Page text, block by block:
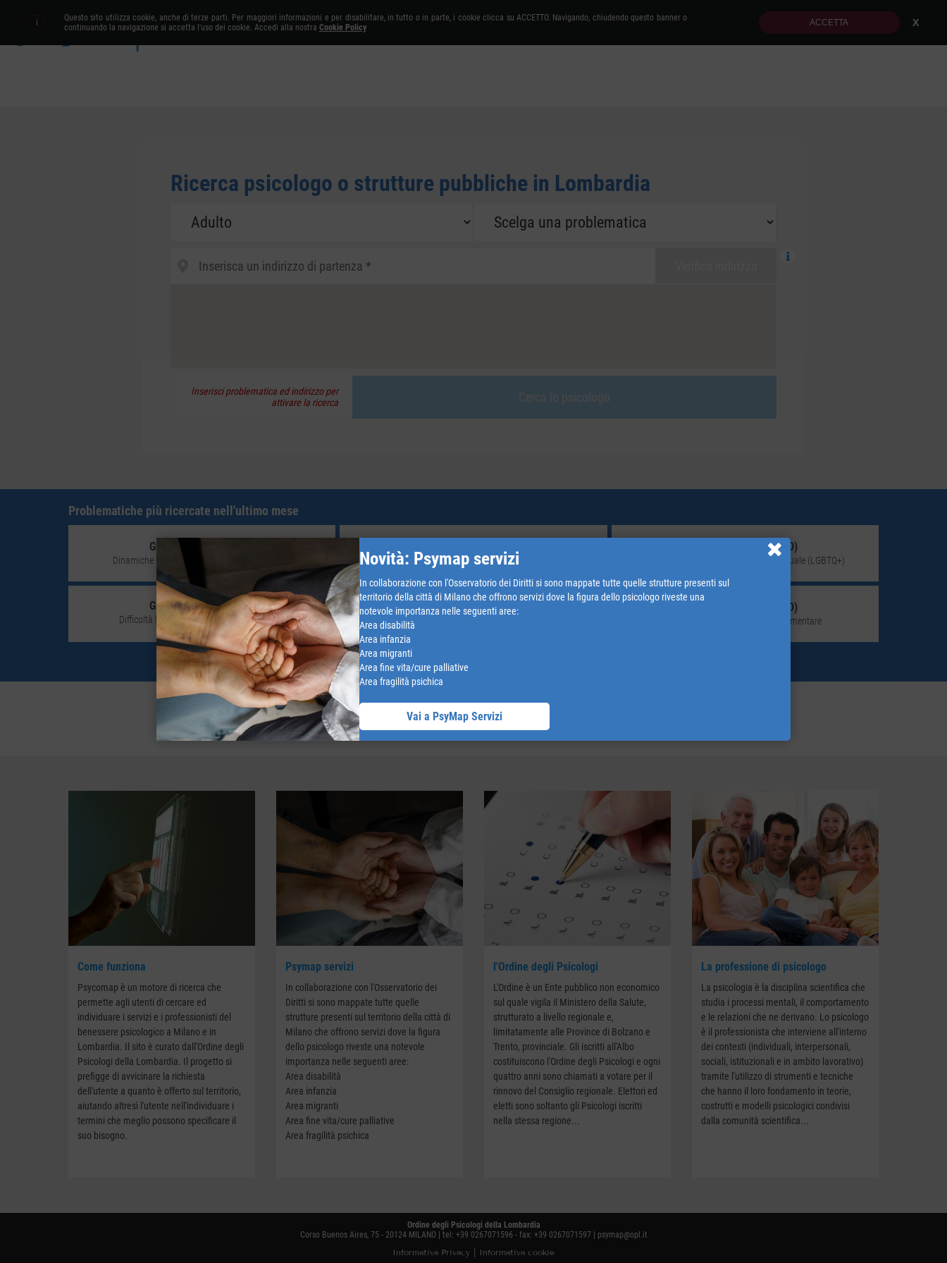
X
i
Questo sito utilizza cookie, anche di terze parti. Per maggiori informazioni e per disabilitare, in tutto o in parte, i cookie clicca su ACCETTO. Navigando, chiudendo questo banner o
continuando la navigazione si accetta l'uso dei cookie. Accedi alla nostra Cookie Policy ACCETTA
Ricerca psicologo o strutture pubbliche in Lombardia
Inserisci problematica ed indirizzo per
attivare la ricerca
Problematiche più ricercate nell'ultimo mese
Giovane adulto (18-30)
Dinamiche familiari (conflittualità genitori figli) Ansia e Stress
Giovane adulto (18-30)
Identità di genere e orientamento sessuale (LGBTQ+)
Giovane adulto (18-30)
Difficoltà legate allambito di studio e lavoro
Giovane adulto (18-30) Giovane adulto (18-30)
Disturbo del comportamento alimentare
RICERCA PSICOLOGO CONVENZIONATO
Come funziona
Psycomap è un motore di ricerca che
permette agli utenti di cercare ed
individuare i servizi e i professionisti del
benessere psicologico a Milano e in
Lombardia. Il sito è curato dall'Ordine degli
Psicologi della Lombardia. Il progetto si
prefigge di avvicinare la richiesta
dell'utente a quanto è offerto sul territorio,
aiutando altresì l'utente nell'individuare i
termini che meglio possono specificare il
suo bisogno.
Psymap servizi
In collaborazione con l'Osservatorio dei
Diritti si sono mappate tutte quelle
strutture presenti sul territorio della città di
Milano che offrono servizi dove la figura
dello psicologo riveste una notevole
importanza nelle seguenti aree:
Area disabilità
Area infanzia
Area migranti
Area fine vita/cure palliative
Area fragilità psichica
l'Ordine degli Psicologi
L'Ordine è un Ente pubblico non economico
sul quale vigila il Ministero della Salute,
strutturato a livello regionale e,
limitatamente alle Province di Bolzano e
Trento, provinciale. Gli iscritti all'Albo
costituiscono l'Ordine degli Psicologi e ogni
quattro anni sono chiamati a votare per il
rinnovo del Consiglio regionale. Elettori ed
eletti sono soltanto gli Psicologi iscritti
nella stessa regione...
La professione di psicologo
La psicologia è la disciplina scientifica che
studia i processi mentali, il comportamento
e le relazioni che ne derivano. Lo psicologo
è il professionista che interviene all'interno
dei contesti (individuali, interpersonali,
sociali, istituzionali e in ambito lavorativo)
tramite l'utilizzo di strumenti e tecniche
che hanno il loro fondamento in teorie,
costrutti e modelli psicologici condivisi
dalla comunità scientifica...
Ordine degli Psicologi della Lombardia
Corso Buenos Aires, 75 - 20124 MILANO | tel: +39 0267071596 - fax: +39 0267071597 |
psymap@opl.it
Informativa Privacy Informativa cookie
Novità: Psymap servizi
In collaborazione con l'Osservatorio dei Diritti si sono mappate tutte quelle strutture presenti sul
territorio della città di Milano che offrono servizi dove la figura dello psicologo riveste una
notevole importanza nelle seguenti aree:
Area disabilità
Area infanzia
Area migranti
Area fine vita/cure palliative
Area fragilità psichica
Vai a PsyMap Servizi